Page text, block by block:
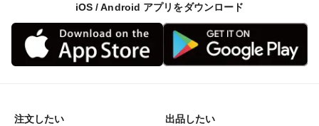
iOS / Android アプリをダウンロード
注文したい 出品したい